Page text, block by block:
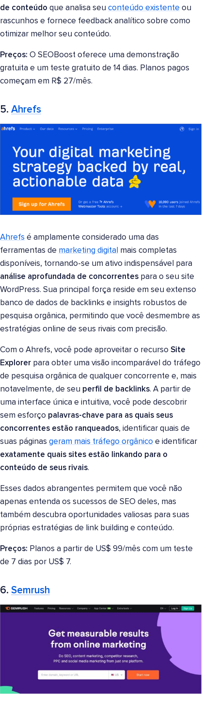
de conteúdo que analisa seu conteúdo existente ou
rascunhos e fornece feedback analítico sobre como
otimizar melhor seu conteúdo.
Preços: O SEOBoost oferece uma demonstração
gratuita e um teste gratuito de 14 dias. Planos pagos
começam em R$ 27/mês.
5. Ahrefs
Ahrefs é amplamente considerado uma das
ferramentas de marketing digital mais completas
disponíveis, tornando-se um ativo indispensável para
análise aprofundada de concorrentes para o seu site
WordPress. Sua principal força reside em seu extenso
banco de dados de backlinks e insights robustos de
pesquisa orgânica, permitindo que você desmembre as
estratégias online de seus rivais com precisão.
Com o Ahrefs, você pode aproveitar o recurso Site
Explorer para obter uma visão incomparável do tráfego
de pesquisa orgânica de qualquer concorrente e, mais
notavelmente, de seu perfil de backlinks. A partir de
uma interface única e intuitiva, você pode descobrir
sem esforço palavras-chave para as quais seus
concorrentes estão ranqueados, identificar quais de
suas páginas geram mais tráfego orgânico e identificar
exatamente quais sites estão linkando para o
conteúdo de seus rivais.
Esses dados abrangentes permitem que você não
apenas entenda os sucessos de SEO deles, mas
também descubra oportunidades valiosas para suas
próprias estratégias de link building e conteúdo.
Preços: Planos a partir de US$ 99/mês com um teste
de 7 dias por US$ 7.
6. Semrush